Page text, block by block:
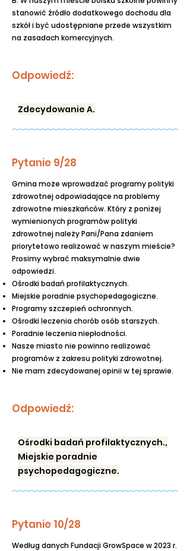
stanowić źródło dodatkowego dochodu dla
szkół i być udostępniane przede wszystkim
na zasadach komercyjnych.
Odpowiedź:
Zdecydowanie A.
Pytanie 9/28
Gmina może wprowadzać programy polityki
zdrowotnej odpowiadające na problemy
zdrowotne mieszkańców. Który z poniżej
wymienionych programów polityki
zdrowotnej należy Pani/Pana zdaniem
priorytetowo realizować w naszym mieście?
Prosimy wybrać maksymalnie dwie
odpowiedzi.
Ośrodki badań profilaktycznych.
Miejskie poradnie psychopedagogiczne.
Programy szczepień ochronnych.
Ośrodki leczenia chorób osób starszych.
Poradnie leczenia niepłodności.
Nasze miasto nie powinno realizować
programów z zakresu polityki zdrowotnej.
Nie mam zdecydowanej opinii w tej sprawie.
Odpowiedź:
Ośrodki badań profilaktycznych.,
Miejskie poradnie
psychopedagogiczne.
Pytanie 10/28
Według danych Fundacji GrowSpace w 2023 r.